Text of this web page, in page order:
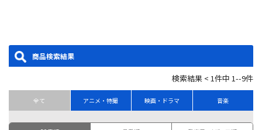
商品検索結果
検索結果 < 1件中 1--9件
全て アニメ・特撮 映画・ドラマ 音楽